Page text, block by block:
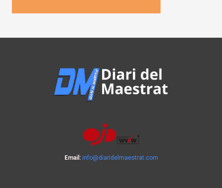
Email: info@diaridelmaestrat.com